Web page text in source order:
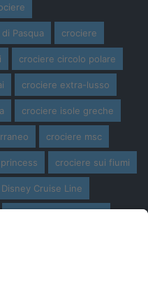
Pasqua crociere
crociere circolo polare
crociere extra-lusso
crociere isole greche
crociere msc
crociere sui fiumi
Disney Cruise Line